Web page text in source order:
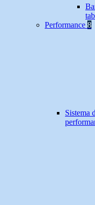
Performance 8
Sistema